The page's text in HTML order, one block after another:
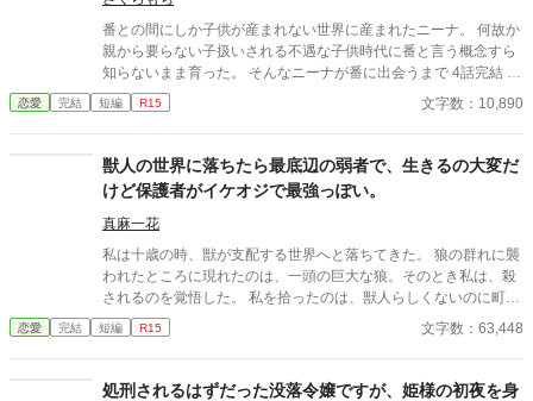
だと思っていたが、初夜に侯爵のメイアスから体の関係を迫られ
る。彼は命の恩人だったので、ルミネラはそのまま彼を受け入れ
た。 侯爵がかつての恋人に似ていたとはいえ、侯爵と孤児だった
ていたが、なぜか以前よりも力が漲っていた。 ※全１１話 ２万
番との間にしか子供が産まれない世界に産まれたニーナ。 何故か
親から要らない子扱いされる不遇な子供時代に番と言う概念すら
知らないまま育った。 そんなニーナが番に出会うまで 4話完結 出
会えたところで話は終わってます。
恋愛 完結 短編 R15 文字数：10,890
獣人の世界に落ちたら最底辺の弱者で、生きるの大変だ
けど保護者がイケオジで最強っぽい。
真麻一花
私は十歳の時、獣が支配する世界へと落ちてきた。 狼の群れに襲
われたところに現れたのは、一頭の巨大な狼。そのとき私は、殺
されるのを覚悟した。 私を拾ったのは、獣人らしくないのに町を
支配する最強の獣人だった。 なんとか生きてる。 でも、この世界
で、私は最低辺の弱者。
恋愛 完結 短編 R15 文字数：63,448
処刑されるはずだった没落令嬢ですが、姫様の初夜を身